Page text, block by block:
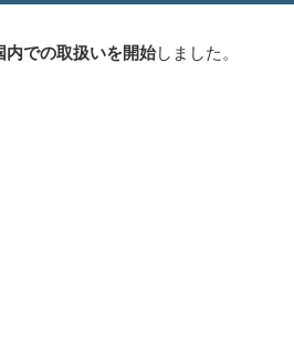
内での取扱いを開始しました。